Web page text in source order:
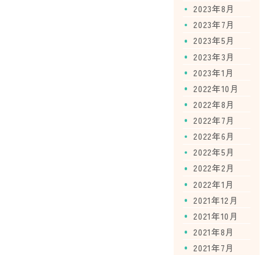
2023年8月
2023年7月
2023年5月
2023年3月
2023年1月
2022年10月
2022年8月
2022年7月
2022年6月
2022年5月
2022年2月
2022年1月
2021年12月
2021年10月
2021年8月
2021年7月